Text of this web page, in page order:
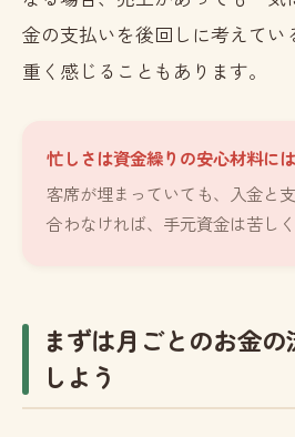
金の支払いを後回しに考えてい
重く感じることもあります。
忙しさは資金繰りの安心材料に
客席が埋まっていても、入金と
合わなければ、手元資金は苦しく
まずは月ごとのお金
しよう